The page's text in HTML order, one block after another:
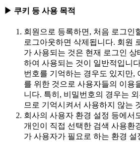
▶ 쿠키 등 사용 목적
회원으로 등록하면, 처음 로그인
로그아웃하면 삭제됩니다. 회원
가 사용되는 것은 현재 로그인 상
하여 사용되는 것이 일반적입니
번호를 기억하는 경우도 있지만,
를 위한 것으로 사용자들의 이용
니다. 특히, 비밀번호의 경우는
므로 기억시켜서 사용하지 않는
회사의 사용자 환경 설정 등에서
개인이 직접 선택한 검색 사용환
가 사용자가 필요로 하는 환경